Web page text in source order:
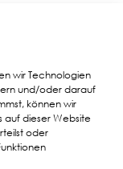
wir Technologien
und/oder darauf
können wir
auf dieser Website
oder